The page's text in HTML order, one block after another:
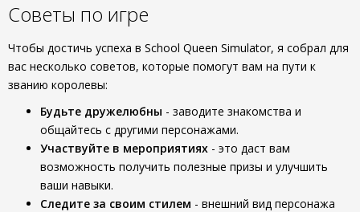
Советы по игре
Чтобы достичь успеха в School Queen Simulator, я собрал для
вас несколько советов, которые помогут вам на пути к
званию королевы:
Будьте дружелюбны - заводите знакомства и
общайтесь с другими персонажами.
Участвуйте в мероприятиях - это даст вам
возможность получить полезные призы и улучшить
ваши навыки.
Следите за своим стилем - внешний вид персонажа